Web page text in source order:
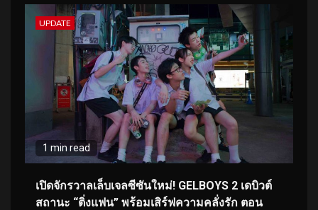
UPDATE
1 min read
เปิดจักรวาลเล็บเจลซีซันใหม่! GELBOYS 2 เดบิวต์
สถานะ “ติ่งแฟน” พร้อมเสิร์ฟความคลั่งรัก ตอน